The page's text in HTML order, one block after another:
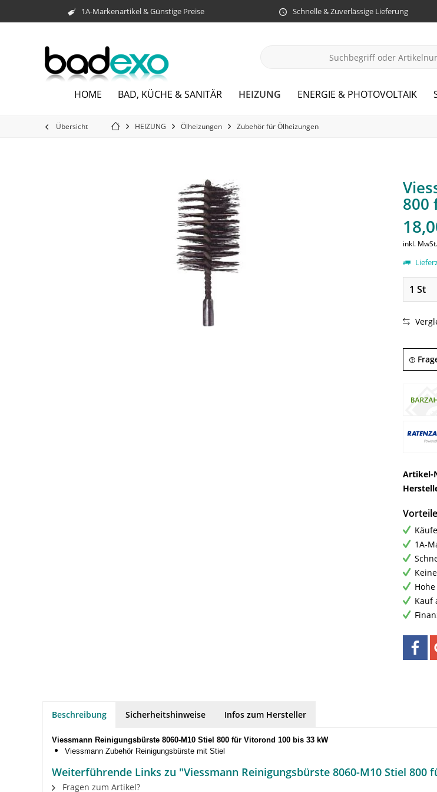
1A-Markenartikel & Günstige Preise Schnelle & Zuverlässige Lieferung
HOME BAD, KÜCHE & SANITÄR HEIZUNG ENERGIE & PHOTOVOLTAIK
Übersicht HEIZUNG Ölheizungen Zubehör für Ölheizungen
800
inkl. MwSt.
Artikel-
Vorteile
1A-
Kauf
Beschreibung Sicherheitshinweise Infos zum Hersteller
Viessmann Reinigungsbürste 8060-M10 Stiel 800 für Vitorond 100 bis 33 kW
Viessmann Zubehör Reinigungsbürste mit Stiel
Weiterführende Links zu "Viessmann Reinigungsbürste 8060-M10 Stiel 800
Fragen zum Artikel?